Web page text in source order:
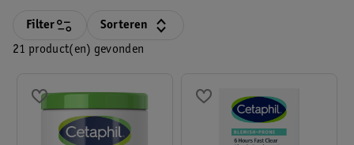
21 product(en) gevonden
Filter Sorteren